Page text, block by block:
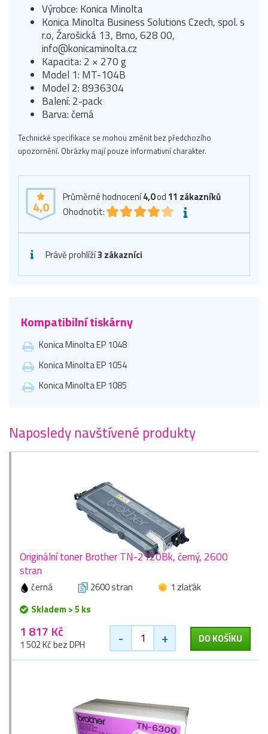
Výrobce: Konica Minolta
Konica Minolta Business Solutions Czech, spol. s
r.o, Žarošická 13, Brno, 628 00,
info@konicaminolta.cz
Kapacita: 2 × 270 g
Model 1: MT-104B
Model 2: 8936304
Balení: 2-pack
Barva: černá
Technické specifikace se mohou změnit bez předchozího
upozornění. Obrázky mají pouze informativní charakter.
4,0
Průměrné hodnocení4,0od 11 zákazníků
Ohodnotit:
Právě prohlíží3 zákazníci
Kompatibilní tiskárny
Konica Minolta EP 1048
Konica Minolta EP 1054
Konica Minolta EP 1085
Naposledy navštívené produkty
Originální toner Brother TN-2120Bk, černý, 2600
stran
černá 2600 stran
1 zlaťák
Skladem > 5 ks
1 817 Kč
1 502 Kč bez DPH - + DO KOŠÍKU